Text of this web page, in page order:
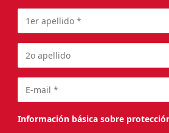
Información básica sobre